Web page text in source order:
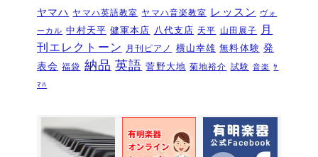
会を実施しました～🎵
新入会おめでとう！コンサートを実施
しました～～🎵 2026年5月2日
『ピアノ・アドヴェンチャー ベーシ
ックシリーズセミナー Vol,1』講座の
お知らせ 2026年4月14日
ヤマハ ヤマハ英語教室 ヤマハ音楽教室 レッスン ヴォ
ーカル 中村天平 健軍本店 八代支店 天平 山田展子
月
刊エレクトーン
月刊ピアノ 横山幸雄 無料体験 発
表会 福袋 納品 英語 菅野大地 菊地裕介 試験 音楽 ﾔ
ﾏﾊ